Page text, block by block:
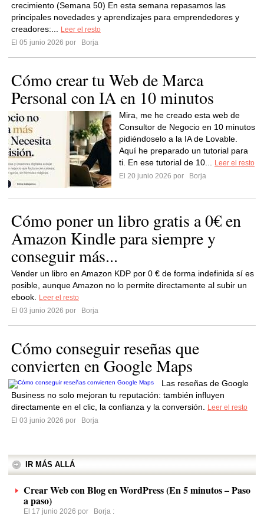
crecimiento (Semana 50) En esta semana repasamos las
principales novedades y aprendizajes para emprendedores y
creadores:...
Leer el resto
El 05 junio 2026 por
Borja
Cómo crear tu Web de Marca
Personal con IA en 10 minutos
Mira, me he creado esta web de
Consultor de Negocio en 10 minutos
pidiéndoselo a la IA de Lovable.
Aquí he preparado un tutorial para
ti. En ese tutorial de 10...
Leer el resto
El 20 junio 2026 por
Borja
Cómo poner un libro gratis a 0€ en
Amazon Kindle para siempre y
conseguir más...
Vender un libro en Amazon KDP por 0 € de forma indefinida sí es
posible, aunque Amazon no lo permite directamente al subir un
ebook.
Leer el resto
El 03 junio 2026 por
Borja
Cómo conseguir reseñas que
convierten en Google Maps
Las reseñas de Google
Business no solo mejoran tu reputación: también influyen
directamente en el clic, la confianza y la conversión.
Leer el resto
El 03 junio 2026 por
Borja
IR MÁS ALLÁ
Crear Web con Blog en WordPress (En 5 minutos – Paso
a paso)
El 17 junio 2026 por Borja :